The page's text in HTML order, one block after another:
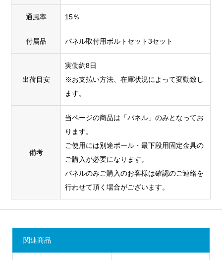
通風率 15％
付属品 パネル取付用ボルトセット3セット
出荷目安
実働約8日
※お支払い方法、在庫状況によって変動致し
ます。
備考
当ページの商品は「パネル」のみとなってお
ります。
ご使用には別途ポール・最下段用固定金具の
ご購入が必要になります。
パネルのみご購入のお客様は確認のご連絡を
行わせて頂く場合がございます。
関連商品